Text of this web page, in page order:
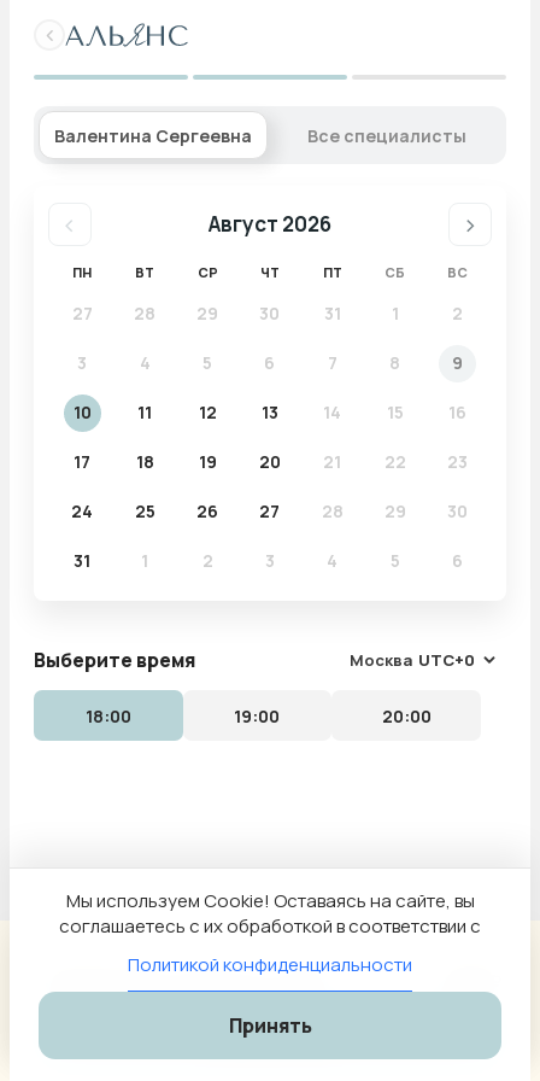
Валентина Сергеевна Все специалисты
Выбрать время
‹ Август 2026 ›
ПН ВТ СР ЧТ ПТ СБ ВС
27 28 29 30 31 1 2
3 4 5 6 7 8 9
10 11 12 13 14 15 16
17 18 19 20 21 22 23
24 25 26 27 28 29 30
31 1 2 3 4 5 6
Выберите время Москва UTC+0
18:00 19:00 20:00
понедельник, 10 августа, 18:00
Продолжить
Мы используем Cookie! Оставаясь на сайте, вы
соглашаетесь с их обработкой в соответствии с
Политикой конфиденциальности
Принять